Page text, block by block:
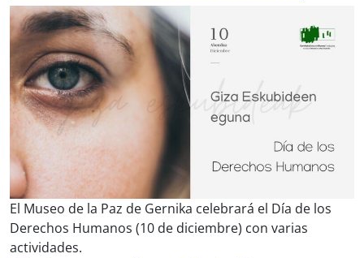
El Museo de la Paz de Gernika celebrará el Día de los
Derechos Humanos (10 de diciembre) con varias
actividades.